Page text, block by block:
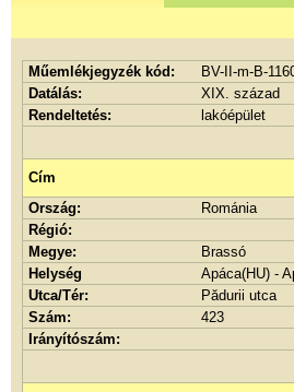
Műemlékjegyzék kód:
BV-II-m-B-
Datálás:
XIX. század
Rendeltetés:
lakóépület
Cím
Ország:
Románia
Régió:
Megye:
Brassó
Helység
Apáca(HU) -
Utca/Tér:
Pădurii utca
Szám:
423
Irányítószám: